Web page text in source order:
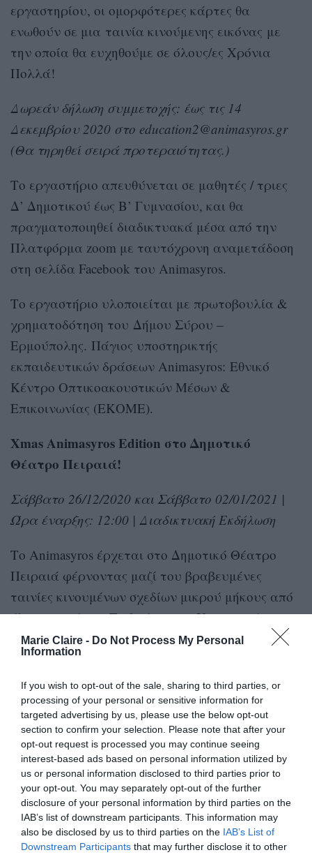
Marie Claire - Do Not Process My Personal
Information
If you wish to opt-out of the sale, sharing to third parties, or
processing of your personal or sensitive information for
targeted advertising by us, please use the below opt-out
section to confirm your selection. Please note that after your
opt-out request is processed you may continue seeing
interest-based ads based on personal information utilized by
us or personal information disclosed to third parties prior to
your opt-out. You may separately opt-out of the further
disclosure of your personal information by third parties on the
IAB’s list of downstream participants. This information may
also be disclosed by us to third parties on the IAB’s List of
Downstream Participants that may further disclose it to other
εργαστηρίου, οι ομορφότερες κάρτες θα
ενωθούν σε μια ταινία κινούμενης εικόνας με
την οποία θα ευχηθούμε σε όλους/ες Χρόνια
Πολλά!
Δωρεάν δήλωση συμμετοχής: έως τις 14
Δεκεμβρίου 2020 στο education2@animasyros.gr
(Θα τηρηθεί σειρά προτεραιότητας.)
Το εργαστήριο απευθύνεται σε μαθητές / τριες
Δ’ Δημοτικού έως Β’ Γυμνασίου, και θα
πραγματοποιηθεί διαδικτυακά μέσα από την
Πλατφόρμα zoom με ταυτόχρονη αναμετάδοση
στη σελίδα Facebook του Animasyros.
Το εργαστήριο υλοποιείται με πρωτοβουλία &
χρηματοδότηση του Δήμου Σύρου –
Ερμούπολης. Πάγιος υποστηρικτής
εκπαιδευτικών δράσεων Animasyros: Εθνικό
Κέντρο Οπτικοακουστικών Μέσων &
Επικοινωνίας (ΕΚΟΜΕ).
Xmas Animasyros Edition στο Δημοτικό
Θέατρο Πειραιά!
Σάββατο 26/12/2020 και Σάββατο 02/01/2021 |
Ώρα έναρξης: 12:00 | Διαδικτυακή Εκδήλωση
Το Animasyros έρχεται στο Δημοτικό Θέατρο
Πειραιά φέρνοντας μαζί του βραβευμένες
ταινίες κινουμένων σχεδίων μικρού μήκους από
όλον τον κόσμο. Το θαύμα των Χριστουγέννων,
η αξία της αλληλεγγύης, ο σεβασμός στο
περιβάλλον, ο πλούτος της διαφορετικότητας, η
αγάπη για τη θάλασσα και άλλες ιστορίες
animation σε δύο διαφορετικά προγράμματα
προβολών (διάρκειας 90 λεπτών) για τα παιδιά
και όλη την οικογένεια. Συνδεθείτε στην
ιστοσελίδα του θεάτρου και απολαύστε την
μαγεία του Χριστουγεννιάτικου Animasyros!
Μετά την πρώτη τους προβολή οι εκδηλώσεις θα
παραμείνουν αναρτημένες στην ιστοσελίδα του